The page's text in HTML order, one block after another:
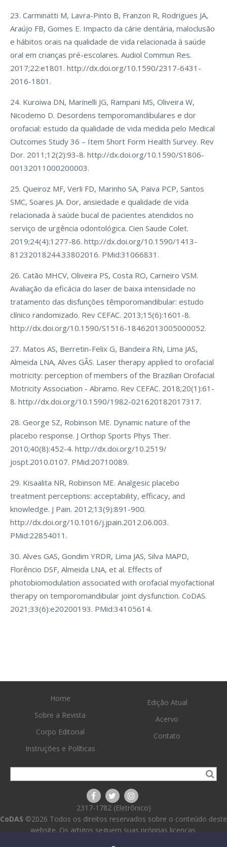
23. Carminatti M, Lavra-Pinto B, Franzon R, Rodrigues JA,
Araújo FB, Gomes E. Impacto da cárie dentária, maloclusão
e hábitos orais na qualidade de vida relacionada à saúde
oral em crianças pré-escolares. Audiol Commun Res.
2017;22:e1801. http://dx.doi.org/10.1590/2317-6431-
2016-1801.
24. Kuroiwa DN, Marinelli JG, Rampani MS, Oliveira W,
Nicodemo D. Desordens temporomandibulares e dor
orofacial: estudo da qualidade de vida medida pelo Medical
Outcomes Study 36 – Item Short Form Health Survey. Rev
Dor. 2011;12(2):93-8. http://dx.doi.org/10.1590/S1806-
00132011000200003.
25. Queiroz MF, Verli FD, Marinho SA, Paiva PCP, Santos
SMC, Soares JA. Dor, ansiedade e qualidade de vida
relacionada à saúde bucal de pacientes atendidos no
serviço de urgência odontológica. Cien Saude Colet.
2019;24(4):1277-86. http://dx.doi.org/10.1590/1413-
81232018244.33802016. PMid:31066831.
26. Catão MHCV, Oliveira PS, Costa RO, Carneiro VSM.
Avaliação da eficácia do laser de baixa intensidade no
tratamento das disfunções têmporomandibular: estudo
clínico randomizado. Rev CEFAC. 2013;15(6):1601-8.
http://dx.doi.org/10.1590/S1516-18462013005000052.
27. Matos AS, Berretin-Felix G, Bandeira RN, Lima JAS,
Almeida LNA, Alves GÂS. Laser therapy applied to orofacial
motricity: perception of members of the Brazilian Orofacial
Motricity Association - Abramo. Rev CEFAC. 2018;20(1):61-
8. http://dx.doi.org/10.1590/1982-021620182017317.
28. George SZ, Robinson ME. Dynamic nature of the
placebo response. J Orthop Sports Phys Ther.
2010;40(8):452-4. http://dx.doi.org/10.2519/
jospt.2010.0107. PMid:20710089.
29. Kisaalita NR, Robinson ME. Analgesic placebo
treatment perceptions: acceptability, efficacy, and
knowledge. J Pain. 2012;13(9):891-900.
http://dx.doi.org/10.1016/j.jpain.2012.06.003.
PMid:22854011.
30. Alves GAS, Gondim YRDR, Lima JAS, Silva MAPD,
Florêncio DSF, Almeida LNA, et al. Effects of
photobiomodulation associated with orofacial myofactional
therapy on temporomandibular joint dysfunction. CoDAS.
2021;33(6):e20200193. PMid:34105614.
Home
Sobre a Revista
Corpo Editorial
Instruções e Políticas
Edição Atual
Acervo
Contato
2317-1782 (Eletrônico)
CoDAS ©2026 Todos os direitos reservados sobre o conteúdo deste
website. Os artigos seguem suas próprias licenças.